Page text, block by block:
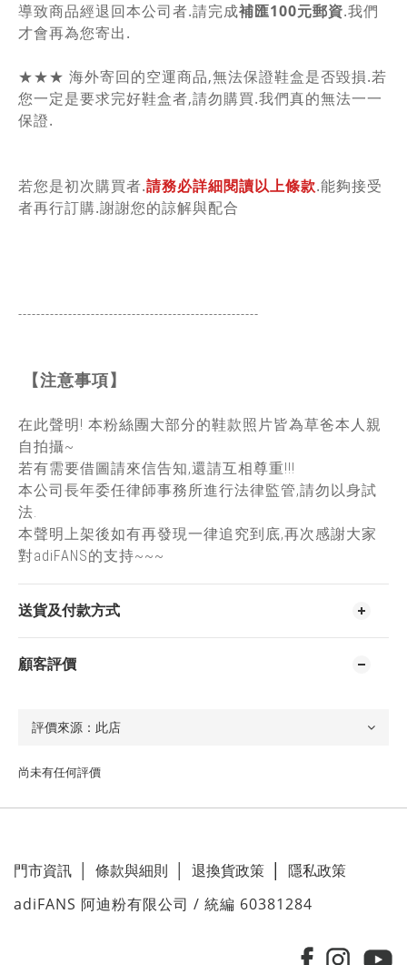
導致商品經退回本公司者.請完成補匯100元郵資.我們
才會再為您寄出.
★★★ 海外寄回的空運商品,無法保證鞋盒是否毀損.若
您一定是要求完好鞋盒者,請勿購買.我們真的無法一一
保證.
若您是初次購買者.請務必詳細閱讀以上條款.能夠接受
者再行訂購.謝謝您的諒解與配合
-----------------------------------------------------
【注意事項】
在此聲明! 本粉絲團大部分的鞋款照片皆為草爸本人親
自拍攝~
若有需要借圖請來信告知,還請互相尊重!!!
本公司長年委任律師事務所進行法律監管,請勿以身試
法.
本聲明上架後如有再發現一律追究到底,再次感謝大家
對adiFANS的支持~~~
送貨及付款方式
顧客評價
尚未有任何評價
門市資訊 條款與細則 退換貨政策 隱私政策
adiFANS 阿迪粉有限公司 / 統編 60381284